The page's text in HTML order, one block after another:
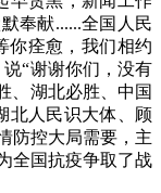
奉献......全国人民
你痊愈，我们相约
“谢谢你们，没有
、湖北必胜、中国
北人民识大体、顾
防控大局需要，主
全国抗疫争取了战